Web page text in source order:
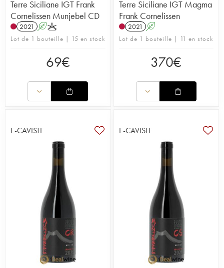
Terre Siciliane IGT Frank
Cornelissen Munjebel CD
2021 AK
Lot de 1 bouteille | 15 en stock
69€
Terre Siciliane IGT Magma
Frank Cornelissen
2021 A
Lot de 1 bouteille | 11 en stock
370€
E-CAVISTE E-CAVISTE